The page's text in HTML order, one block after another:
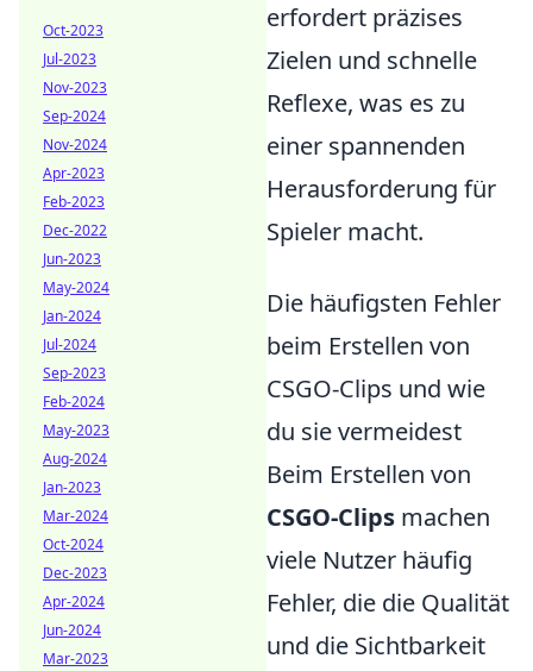
erfordert präzises
Zielen und schnelle
Reflexe, was es zu
einer spannenden
Herausforderung für
Spieler macht.
Die häufigsten Fehler
beim Erstellen von
CSGO-Clips und wie
du sie vermeidest
Beim Erstellen von
CSGO-Clips machen
viele Nutzer häufig
Fehler, die die Qualität
und die Sichtbarkeit
Oct-2023
Jul-2023
Nov-2023
Sep-2024
Nov-2024
Apr-2023
Feb-2023
Dec-2022
Jun-2023
May-2024
Jan-2024
Jul-2024
Sep-2023
Feb-2024
May-2023
Aug-2024
Jan-2023
Mar-2024
Oct-2024
Dec-2023
Apr-2024
Jun-2024
Mar-2023